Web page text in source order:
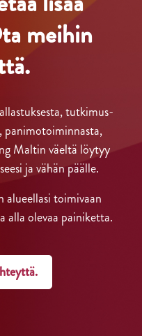
meihin
tutkimus-
panimotoiminnasta,
Maltin väeltä löytyy
ja vähän päälle.
toimivaan
alla olevaa painiketta.